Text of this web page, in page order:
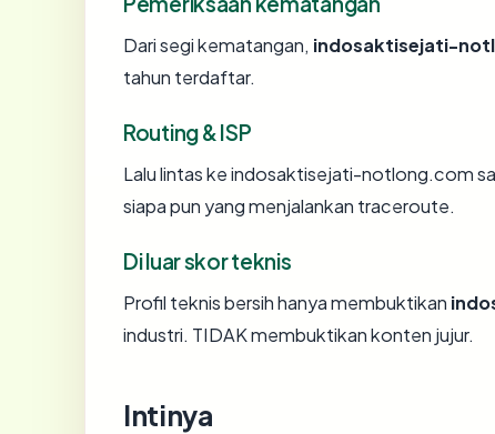
Dari segi kematangan, indosaktisejati-
tahun terdaftar.
Routing & ISP
Lalu lintas ke indosaktisejati-notlong.com
siapa pun yang menjalankan traceroute.
Di luar skor teknis
Profil teknis bersih hanya membuktikan
industri. TIDAK membuktikan konten jujur.
Intinya